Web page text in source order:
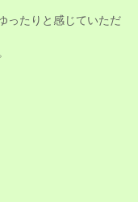
ったりと感じていただ